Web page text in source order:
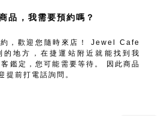
品，我需要預約嗎？
，歡迎您隨時來店！ Jewel Cafe
的地方，在捷運站附近就能找到我
鑑定，您可能需要等待。 因此商品
提前打電話詢問。